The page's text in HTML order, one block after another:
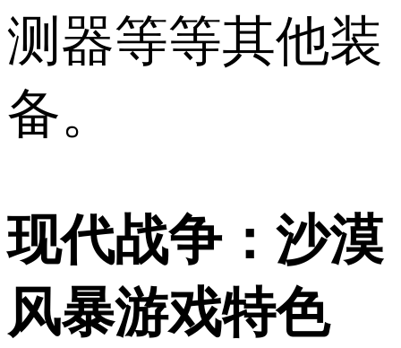
测器等等其他装
备。
现代战争：沙漠
风暴游戏特色